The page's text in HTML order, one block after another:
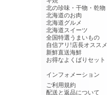
北の珍味・干物・乾物
北海道のお肉
北海道グルメ
北海道スイーツ
全国特選うまいもの
自信アリ!店長オススメ
新鮮直送海鮮
お得なよくばりセット
インフォメーション
ご利用規約
配送と返品について